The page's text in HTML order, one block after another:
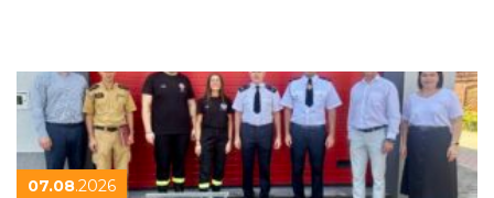
07.08.2026